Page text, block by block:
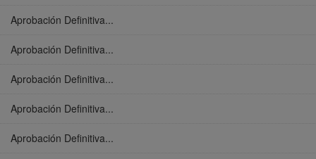
Aprobación Definitiva...
Aprobación Definitiva...
Aprobación Definitiva...
Aprobación Definitiva...
Aprobación Definitiva...